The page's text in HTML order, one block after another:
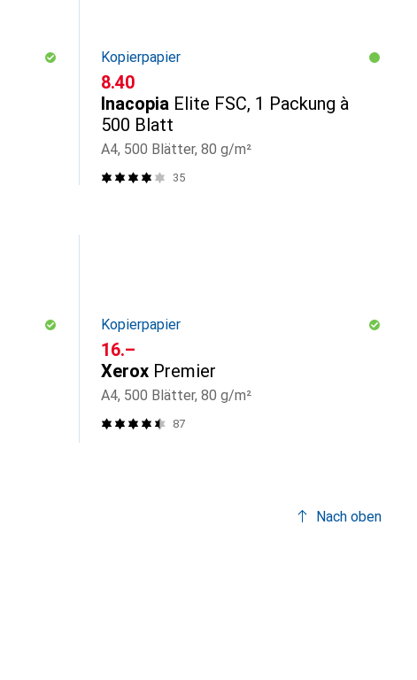
Kopierpapier
CHF
8.40
Inacopia Elite FSC, 1 Packung à
500 Blatt
A4, 500 Blätter, 80 g/m²
35
Kopierpapier
CHF
16.–
Xerox Premier
A4, 500 Blätter, 80 g/m²
87
Nach oben